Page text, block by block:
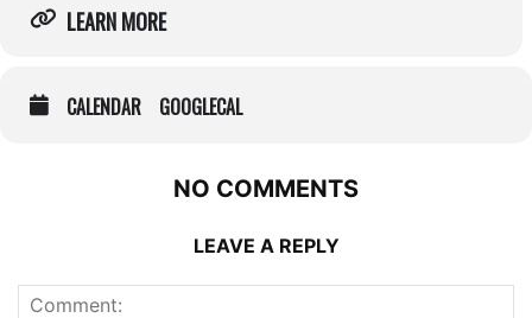
LEARN MORE
CALENDAR GOOGLECAL
NO COMMENTS
LEAVE A REPLY